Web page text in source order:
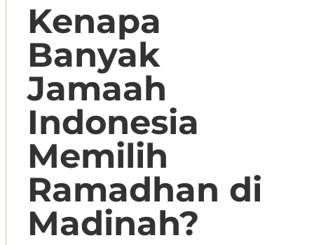
Kenapa
Banyak
Jamaah
Indonesia
Memilih
Ramadhan di
Madinah?